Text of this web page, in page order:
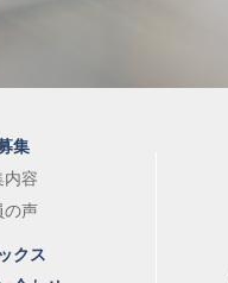
集
内容
の声
クス